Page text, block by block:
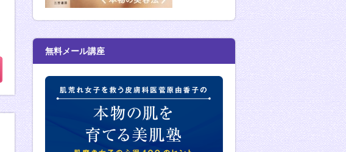
無料メール講座
肌荒れ女子を救う皮膚科